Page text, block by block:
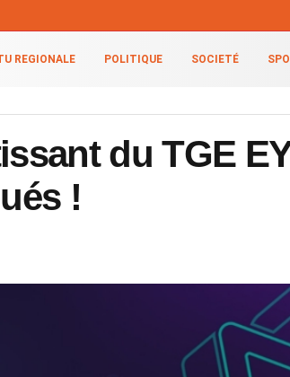
REGIONALE POLITIQUE SOCIETÉ
du TGE
!